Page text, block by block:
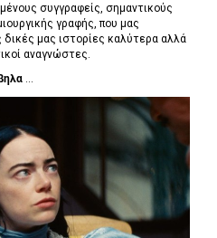
συγγραφείς, σημαντικούς
γραφής, που μας
μας ιστορίες καλύτερα αλλά
αναγνώστες.
...